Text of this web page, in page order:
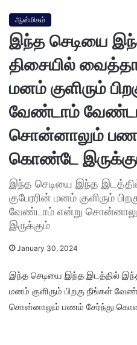
ஆன்மிகம்
இந்த செடியை
திசையில்
மனம் குளிரும்
வேண்டாம்
சொன்னாலும்
கொண்டே
இந்த செடியை இந்த
குபேரரின் மனம் குளிரும்
வேண்டாம் என்று
இருக்கும்
January 30, 2024
இந்த செடியை இந்த இடத்தில்
மனம் குளிரும் பிறகு நீங்கள்
சொன்னாலும் பணம் சேர்ந்து